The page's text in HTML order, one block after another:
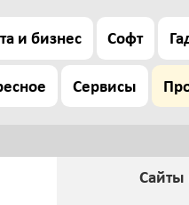
и бизнес Софт
Сервисы
Сайты